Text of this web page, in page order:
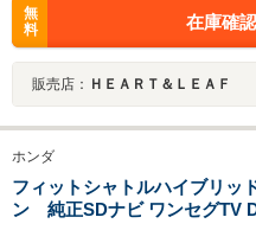
無
料
在庫確
販売店： ＨＥＡＲＴ＆ＬＥＡＦ
ホンダ
フィットシャトルハイブリッ
ン 純正SDナビ ワンセグTV